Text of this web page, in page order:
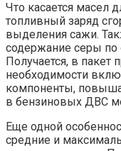
Что касается масел
топливный заряд
выделения сажи.
содержание серы по
Получается, в пакет
необходимости
компоненты,
в бензиновых ДВС
Еще одной
средние и